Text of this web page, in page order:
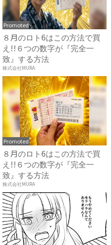
Promoted
８月のロト6はこの方法で買
え!!６つの数字が『完全一
致』する方法
株式会社MURA
Promoted
８月のロト6はこの方法で買
え!!６つの数字が『完全一
致』する方法
株式会社MURA